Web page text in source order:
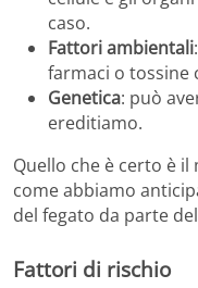
caso.
Fattori ambientali
farmaci o tossine
Genetica: può
ereditiamo.
Quello che è certo è
come abbiamo
del fegato da parte
Fattori di rischio